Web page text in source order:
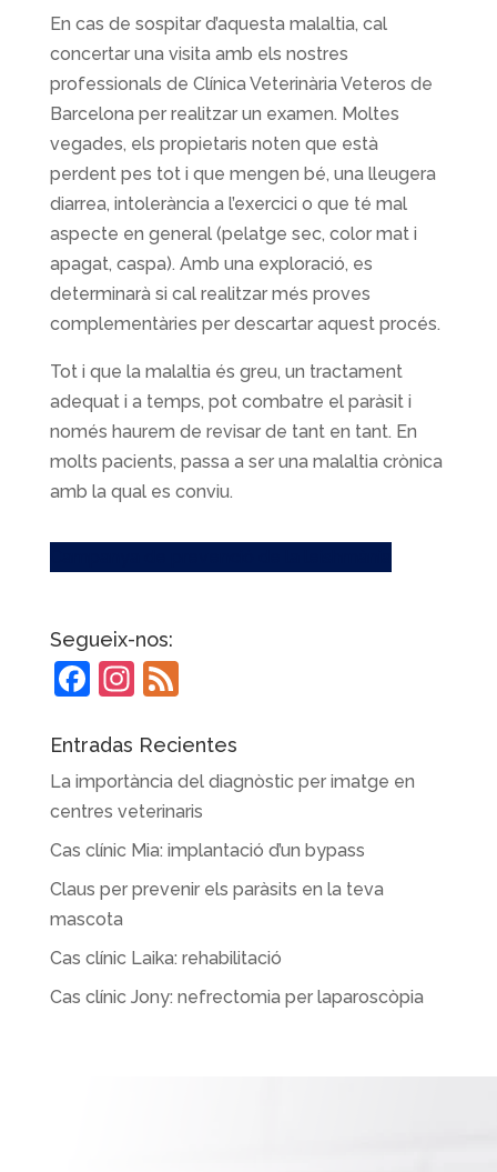
En cas de sospitar d’aquesta malaltia, cal
concertar una visita amb els nostres
professionals de Clínica Veterinària Veteros de
Barcelona per realitzar un examen. Moltes
vegades, els propietaris noten que està
perdent pes tot i que mengen bé, una lleugera
diarrea, intolerància a l’exercici o que té mal
aspecte en general (pelatge sec, color mat i
apagat, caspa). Amb una exploració, es
determinarà si cal realitzar més proves
complementàries per descartar aquest procés.
Tot i que la malaltia és greu, un tractament
adequat i a temps, pot combatre el paràsit i
només haurem de revisar de tant en tant. En
molts pacients, passa a ser una malaltia crònica
amb la qual es conviu.
Segueix-nos:
F
c
e
b
o
o
k
In
a
gr
a
m
F
e
d
Entradas Recientes
La importància del diagnòstic per imatge en
centres veterinaris
Cas clínic Mia: implantació d’un bypass
Claus per prevenir els paràsits en la teva
mascota
Cas clínic Laika: rehabilitació
Cas clínic Jony: nefrectomia per laparoscòpia